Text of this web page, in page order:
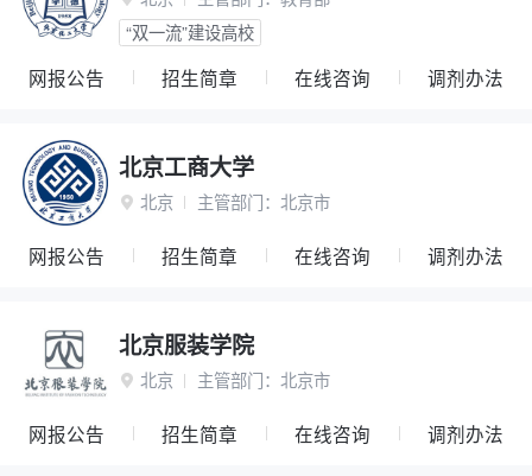
“双一流”建设高校
网报公告 招生简章 在线咨询 调剂办法
北京工商大学
 北京 主管部门： 北京市
网报公告 招生简章 在线咨询 调剂办法
北京服装学院
 北京 主管部门： 北京市
网报公告 招生简章 在线咨询 调剂办法